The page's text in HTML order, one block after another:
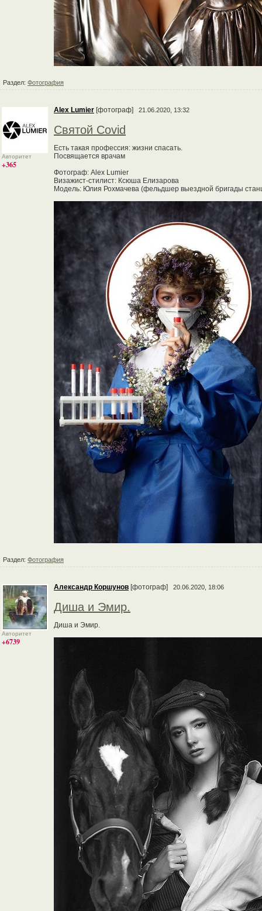
Раздел: Фотография
Авторитет
+365
Alex Lumier [фотограф] 21.06.2020, 13:32
Святой Covid
Есть такая профессия: жизни спасать.
Посвящается врачам
Фотограф: Alex Lumier
Визажист-стилист: Ксюша Елизарова
Модель: Юлия Рохмачева (фельдшер выездной бригады
Раздел: Фотография
Авторитет
+6739
Александр Коршунов [фотограф] 20.06.2020, 18:06
Диша и Эмир.
Диша и Эмир.